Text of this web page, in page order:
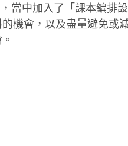
當中加入了「課本編排
機會，以及盡量避免